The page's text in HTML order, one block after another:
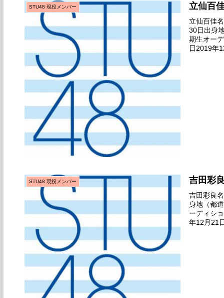
STU48 現役メンバー 立仙百
立仙百佳
30日出身
期生オー
日2019年
STU48 現役メンバー 吉田彩
吉田彩良
身地（都
ーディシ
年12月21